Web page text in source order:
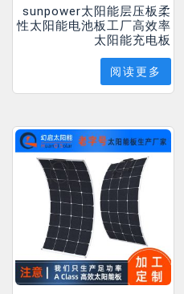
sunpower太阳能层压板柔
性太阳能电池板工厂高效率
太阳能充电板
阅读更多